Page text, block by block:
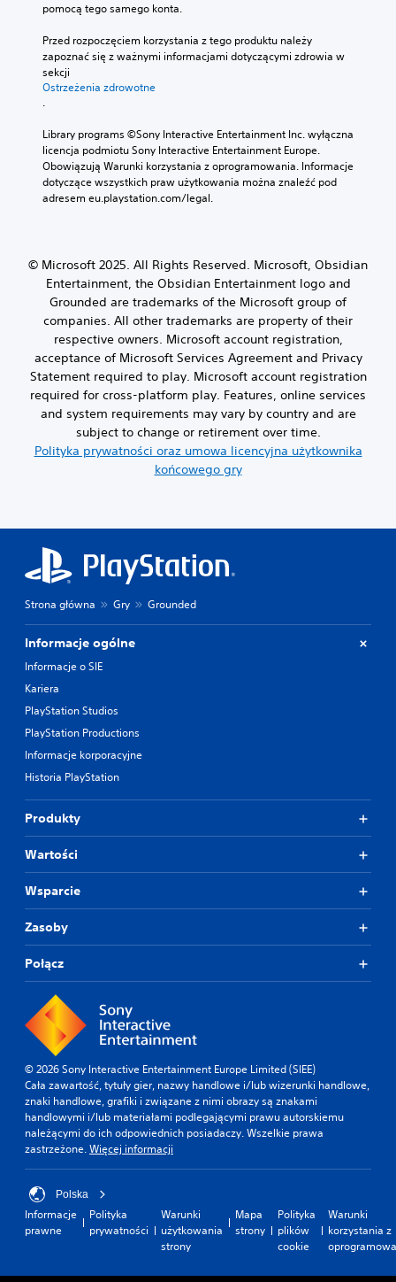
pomocą tego samego konta.
Przed rozpoczęciem korzystania z tego produktu należy
zapoznać się z ważnymi informacjami dotyczącymi zdrowia w
sekcji
Ostrzeżenia zdrowotne
.
Library programs ©Sony Interactive Entertainment Inc. wyłączna
licencja podmiotu Sony Interactive Entertainment Europe.
Obowiązują Warunki korzystania z oprogramowania. Informacje
dotyczące wszystkich praw użytkowania można znaleźć pod
adresem eu.playstation.com/legal.
© Microsoft 2025. All Rights Reserved. Microsoft, Obsidian
Entertainment, the Obsidian Entertainment logo and
Grounded are trademarks of the Microsoft group of
companies. All other trademarks are property of their
respective owners. Microsoft account registration,
acceptance of Microsoft Services Agreement and Privacy
Statement required to play. Microsoft account registration
required for cross-platform play. Features, online services
and system requirements may vary by country and are
subject to change or retirement over time.
Polityka prywatności oraz umowa licencyjna użytkownika
końcowego gry
Strona główna Gry Grounded
Informacje ogólne
Informacje o SIE
Kariera
PlayStation Studios
PlayStation Productions
Informacje korporacyjne
Historia PlayStation
Produkty
Wartości
Wsparcie
Zasoby
Połącz
© 2026 Sony Interactive Entertainment Europe Limited (SIEE)
Cała zawartość, tytuły gier, nazwy handlowe i/lub wizerunki handlowe,
znaki handlowe, grafiki i związane z nimi obrazy są znakami
handlowymi i/lub materiałami podlegającymi prawu autorskiemu
należącymi do ich odpowiednich posiadaczy. Wszelkie prawa
zastrzeżone.Więcej informacji
Polska
Informacje
prawne
Polityka
prywatności
Warunki
użytkowania
strony
Mapa
strony
Polityka
plików
cookie
Warunki
korzystania z